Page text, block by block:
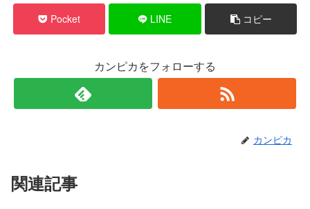
Pocket LINE コピー
カンピカをフォローする
カンピカ
関連記事